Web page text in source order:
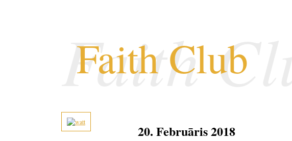
Faith Club
Faith
20. Februāris 2018